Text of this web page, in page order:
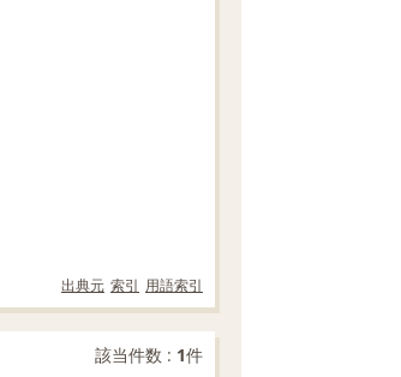
出典元 索引 用語索引
該当件数 : 1件